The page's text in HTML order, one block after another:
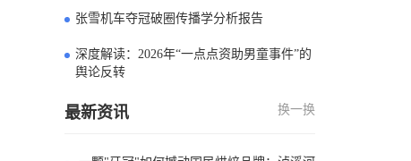
张雪机车夺冠破圈传播学分析报告
深度解读：2026年“一点点资助男童事件”的
舆论反转
最新资讯 换一换